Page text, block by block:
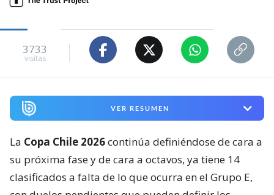
3733
visitas
VER RESUMEN
La Copa Chile 2026continúa definiéndose de cara a
su próxima fase y de cara a octavos, ya tiene 14
clasificados a falta de lo que ocurra en el Grupo E,